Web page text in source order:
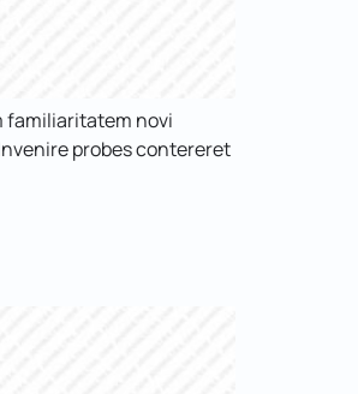
familiaritatem novi
probes contereret